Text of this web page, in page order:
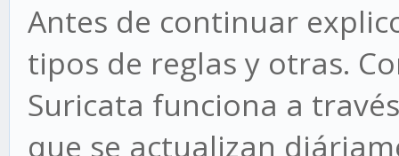
Antes de continuar
tipos de reglas y otras.
Suricata funciona a
que se actualizan